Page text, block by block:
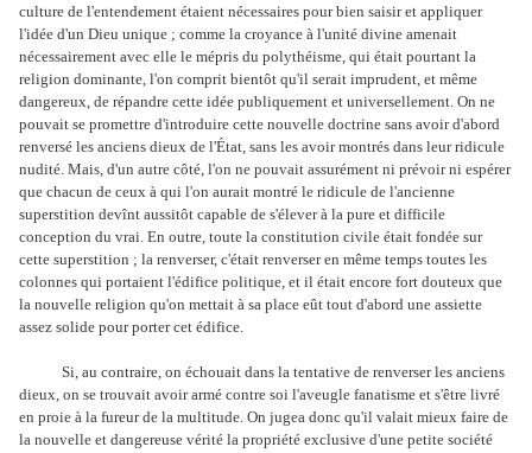
culture de l'entendement étaient nécessaires pour bien saisir et appliquer
l'idée d'un Dieu unique ; comme la croyance à l'unité divine amenait
nécessairement avec elle le mépris du polythéisme, qui était pourtant la
religion dominante, l'on comprit bientôt qu'il serait imprudent, et même
dangereux, de répandre cette idée publiquement et universellement. On ne
pouvait se promettre d'introduire cette nouvelle doctrine sans avoir d'abord
renversé les anciens dieux de l'État, sans les avoir montrés dans leur ridicule
nudité. Mais, d'un autre côté, l'on ne pouvait assurément ni prévoir ni espérer
que chacun de ceux à qui l'on aurait montré le ridicule de l'ancienne
superstition devînt aussitôt capable de s'élever à la pure et difficile
conception du vrai. En outre, toute la constitution civile était fondée sur
cette superstition ; la renverser, c'était renverser en même temps toutes les
colonnes qui portaient l'édifice politique, et il était encore fort douteux que
la nouvelle religion qu'on mettait à sa place eût tout d'abord une assiette
assez solide pour porter cet édifice.
Si, au contraire, on échouait dans la tentative de renverser les anciens
dieux, on se trouvait avoir armé contre soi l'aveugle fanatisme et s'être livré
en proie à la fureur de la multitude. On jugea donc qu'il valait mieux faire de
la nouvelle et dangereuse vérité la propriété exclusive d'une petite société